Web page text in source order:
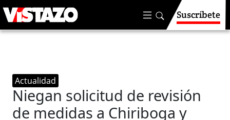
Suscríbete
Actualidad
Niegan solicitud de revisión
de medidas a Chiriboga y